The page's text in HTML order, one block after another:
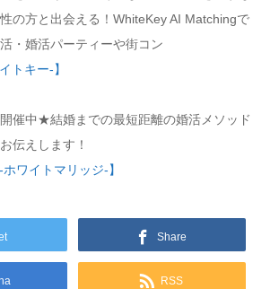
の方と出会える！WhiteKey AI Matchingで
・婚活パーティーや街コン
トキー-】
催中★結婚までの最短距離の婚活メソッド
伝えします！
ワイトマリッジ-】
Share
RSS